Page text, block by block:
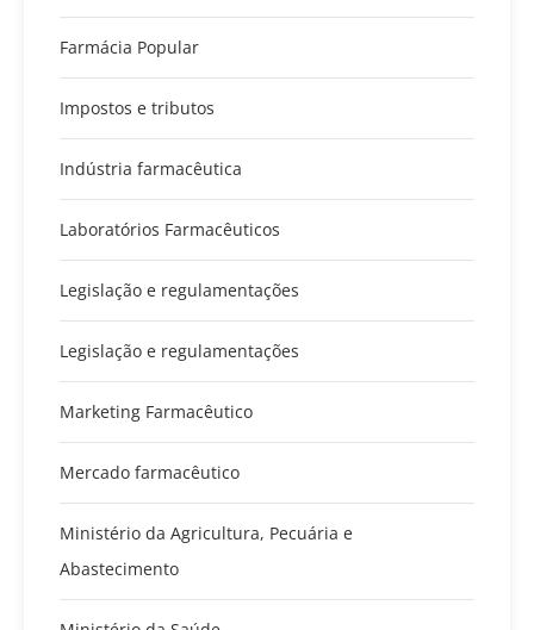
Farmácia Popular
Impostos e tributos
Indústria farmacêutica
Laboratórios Farmacêuticos
Legislação e regulamentações
Legislação e regulamentações
Marketing Farmacêutico
Mercado farmacêutico
Ministério da Agricultura, Pecuária e
Abastecimento